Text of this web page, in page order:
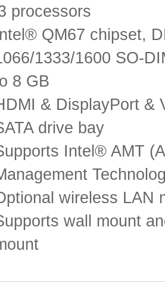
processors
QM67 chipset,
1333/1600 SO-
8 GB
& DisplayPort &
drive bay
Intel® AMT
wireless LAN
wall mount